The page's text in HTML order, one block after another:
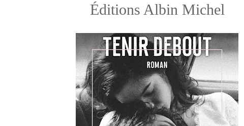
Éditions Albin Michel